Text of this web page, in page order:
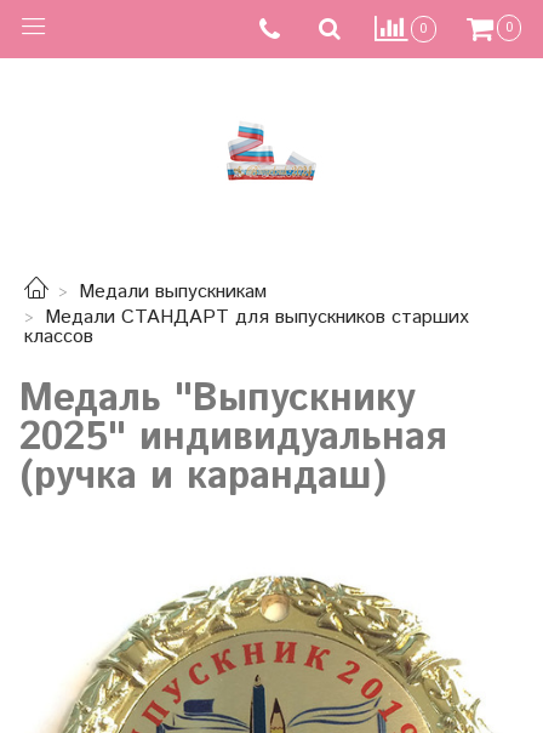
0 0
Медали выпускникам
Медали СТАНДАРТ для выпускников старших
классов
Медаль "Выпускнику
2025" индивидуальная
(ручка и карандаш)